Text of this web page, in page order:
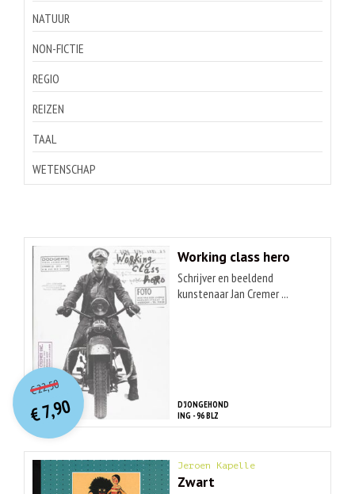
NATUUR
NON-FICTIE
REGIO
REIZEN
TAAL
WETENSCHAP
Working class hero
Schrijver en beeldend
kunstenaar Jan Cremer ...
D'JONGEHOND
ING - 96 BLZ
€22,50O
orspr
onkelijke
prijs
was:
€ 22,50.
€7,90
Huidige
prijs
is:
€ 7,90.
Jeroen Kapelle
Zwart